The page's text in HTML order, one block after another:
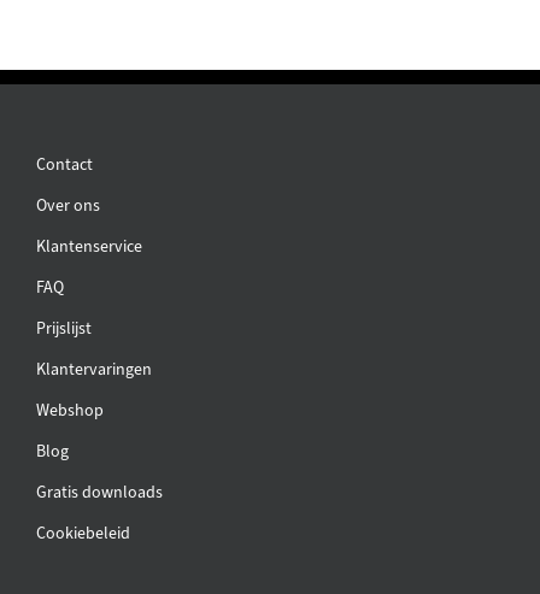
Contact
Over ons
Klantenservice
FAQ
Prijslijst
Klantervaringen
Webshop
Blog
Gratis downloads
Cookiebeleid